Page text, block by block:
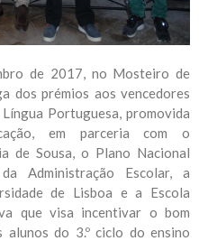
de 2017, no Mosteiro de
dos prémios aos vencedores
Portuguesa, promovida
em parceria com o
de Sousa, o Plano Nacional
Administração Escolar, a
de Lisboa e a Escola
que visa incentivar o bom
do 3.º ciclo do ensino